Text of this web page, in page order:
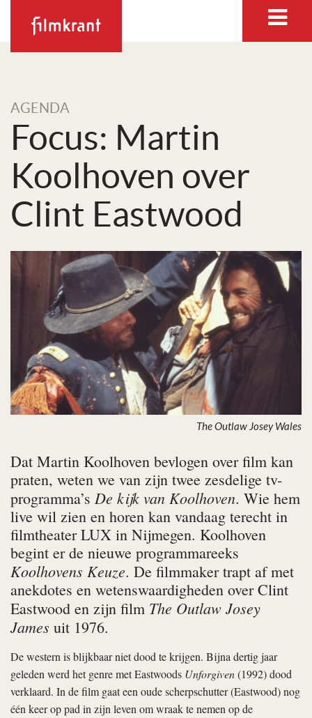
AGENDA
Focus: Martin
Kool­hoven over
Clint Eastwood
The Outlaw Josey Wales
Dat Martin Koolhoven bevlogen over film kan
praten, weten we van zijn twee zesdelige tv-
programma’s De kijk van Koolhoven. Wie hem
live wil zien en horen kan vandaag terecht in
filmtheater LUX in Nijmegen. Koolhoven
begint er de nieuwe programmareeks
Koolhovens Keuze. De filmmaker trapt af met
anekdotes en wetenswaardigheden over Clint
Eastwood en zijn film The Outlaw Josey
James uit 1976.
De western is blijkbaar niet dood te krijgen. Bijna dertig jaar
geleden werd het genre met Eastwoods Unforgiven(1992) dood
verklaard. In de film gaat een oude scherpschutter (Eastwood) nog
één keer op pad in zijn leven om wraak te nemen op de